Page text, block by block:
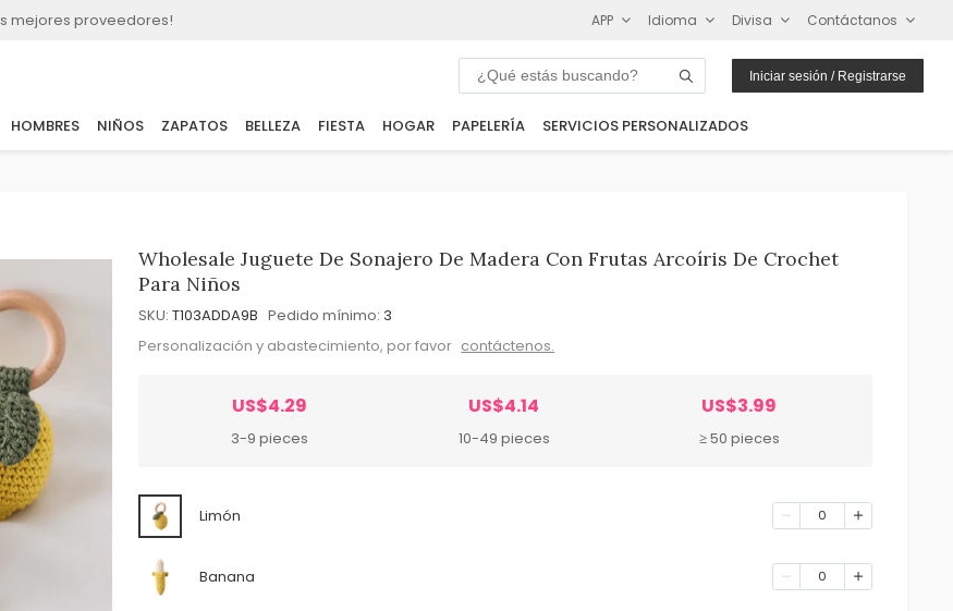
mejores proveedores! APP Idioma Divisa Contáctanos
Iniciar sesión / Registrarse
HOMBRES NIÑOS ZAPATOS BELLEZA FIESTA HOGAR PAPELERÍA SERVICIOS PERSONALIZADOS
Wholesale Juguete De Sonajero De Madera Con Frutas Arcoíris De Crochet
Para Niños
SKU: T103ADDA9B Pedido mínimo: 3
Personalización y abastecimiento, por favor contáctenos.
US$4.29
3-9 pieces
US$4.14
10-49 pieces
US$3.99
≥ 50 pieces
Limón 0
Banana 0